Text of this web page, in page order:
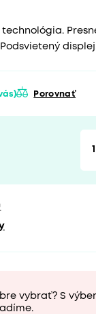
Porovnať
vybrať? S